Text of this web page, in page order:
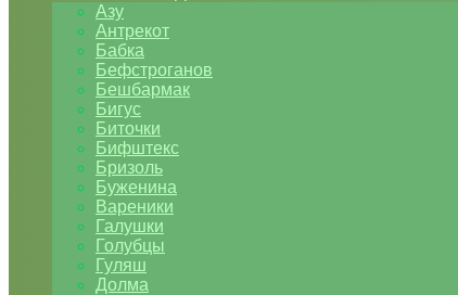
Азу
Антрекот
Бабка
Бефстроганов
Бешбармак
Бигус
Биточки
Бифштекс
Бризоль
Буженина
Вареники
Галушки
Голубцы
Гуляш
Долма